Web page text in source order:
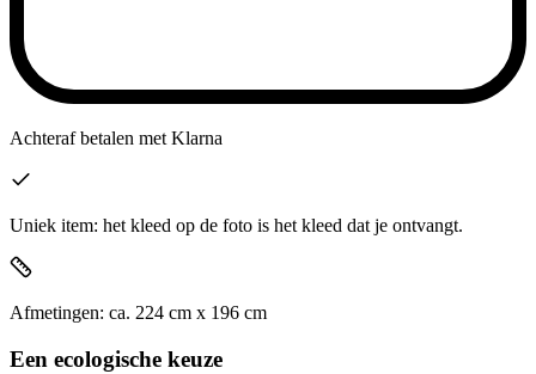
Achteraf betalen met Klarna
Uniek item: het kleed op de foto is het kleed dat je ontvangt.
Afmetingen: ca. 224 cm x 196 cm
Een ecologische keuze